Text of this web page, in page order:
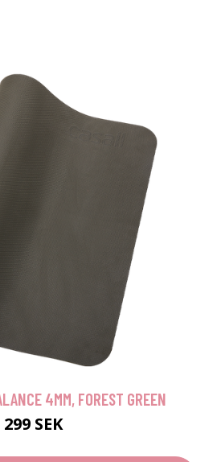
4MM, FOREST GREEN
299 SEK